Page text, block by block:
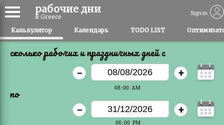
рабочие дни
в Greece Sign in
Калькулятор Календарь TODO LIST
сколько рабочих и праздничных дней c
+
-
по
+
-